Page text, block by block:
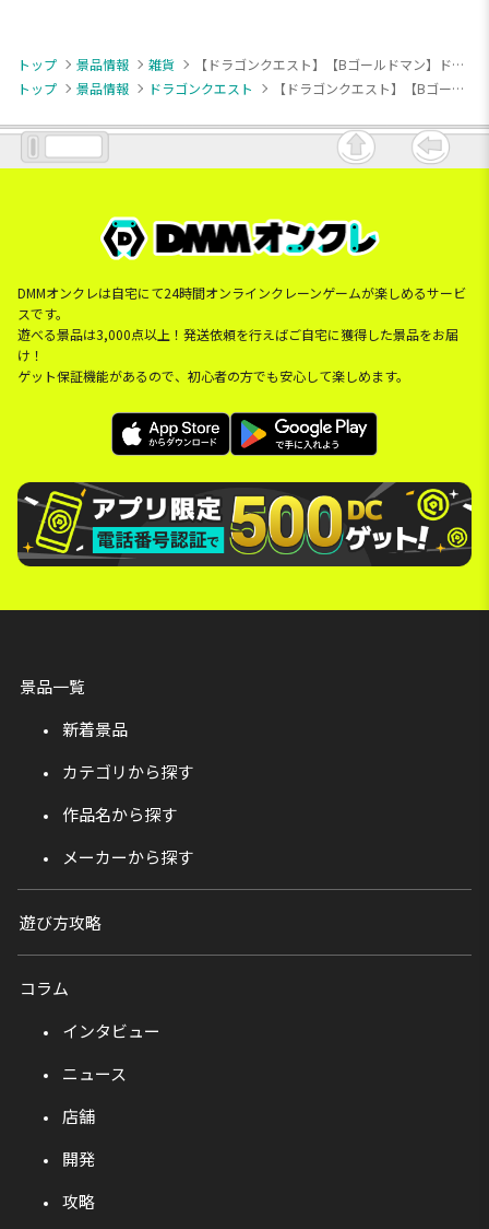
トップ 景品情報 雑貨
【ドラゴンクエスト】【Bゴールドマン】ドラゴンクエスト AM 収納ボックス ゴーレム＆ゴールドマン
トップ
景品情報 ドラゴンクエスト 【ドラゴンクエスト】【Bゴールドマン】ドラゴンクエスト AM 収納ボックス ゴーレム＆ゴールドマン
DMMオンクレは自宅にて24時間オンラインクレーンゲームが楽しめるサービ
スです。
遊べる景品は3,000点以上！発送依頼を行えばご自宅に獲得した景品をお届
け！
ゲット保証機能があるので、初心者の方でも安心して楽しめます。
景品一覧
新着景品
カテゴリから探す
作品名から探す
メーカーから探す
遊び方攻略
コラム
インタビュー
ニュース
店舗
開発
攻略